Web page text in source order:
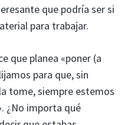
que podría ser si
para trabajar.
que planea «poner (a
para que, sin
tome, siempre estemos
¿No importa qué